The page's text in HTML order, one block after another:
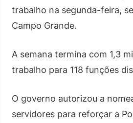
trabalho na segunda-feira,
Campo Grande.
A semana termina com 1,3
trabalho para 118 funções
O governo autorizou a
servidores para reforçar a